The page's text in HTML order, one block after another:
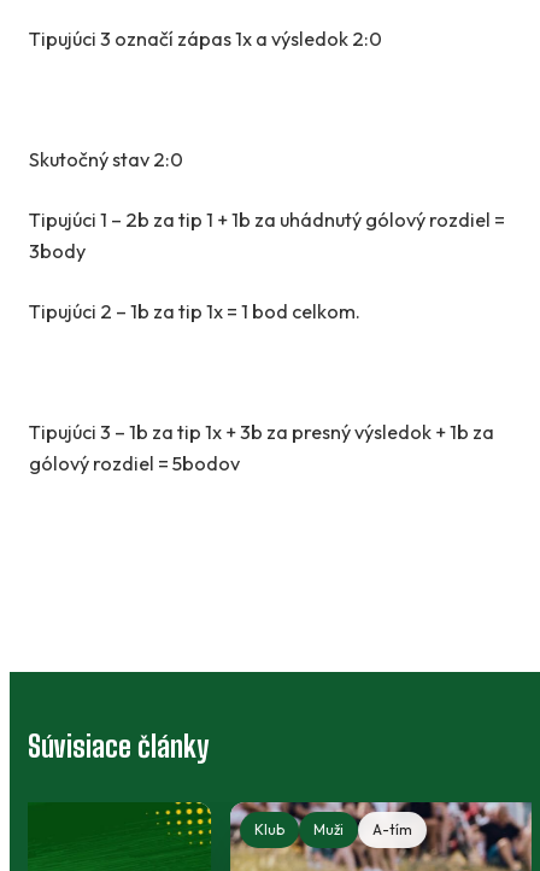
Tipujúci 3 označí zápas 1x a výsledok 2:0
Skutočný stav 2:0
Tipujúci 1 – 2b za tip 1 + 1b za uhádnutý gólový rozdiel =
3body
Tipujúci 2 – 1b za tip 1x = 1 bod celkom.
Tipujúci 3 – 1b za tip 1x + 3b za presný výsledok + 1b za
gólový rozdiel = 5bodov
Súvisiace články
A-tím